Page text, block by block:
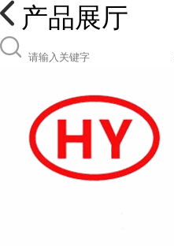
产品展厅